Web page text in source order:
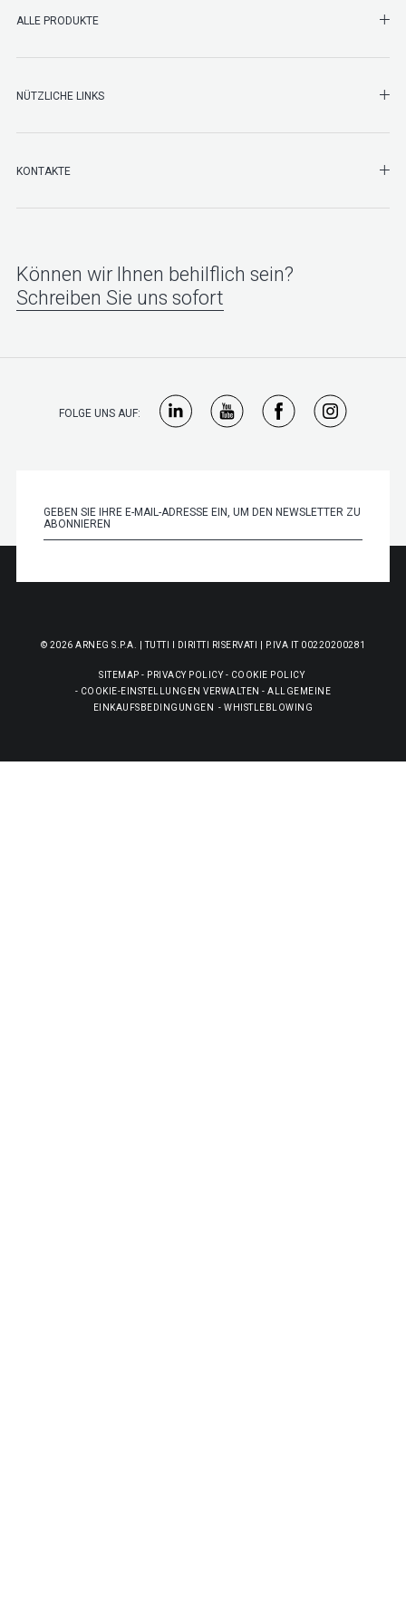
ALLE PRODUKTE
NÜTZLICHE LINKS
KONTAKTE
Können wir Ihnen behilflich sein?
Schreiben Sie uns sofort
FOLGE UNS AUF:
© 2026 ARNEG S.P.A. | TUTTI I DIRITTI RISERVATI | P.IVA IT 00220200281
SITEMAP - PRIVACY POLICY- COOKIE POLICY
- COOKIE-EINSTELLUNGEN VERWALTEN -ALLGEMEINE
EINKAUFSBEDINGUNGEN
-WHISTLEBLOWING